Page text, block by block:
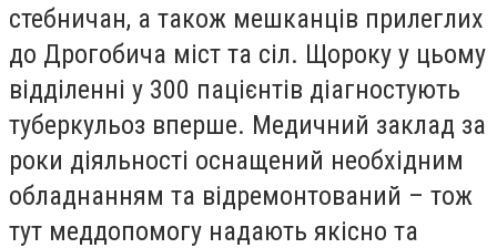
стебничан, а також мешканців прилеглих
до Дрогобича міст та сіл. Щороку у цьому
відділенні у 300 пацієнтів діагностують
туберкульоз вперше. Медичний заклад за
роки діяльності оснащений необхідним
обладнанням та відремонтований – тож
тут меддопомогу надають якісно та